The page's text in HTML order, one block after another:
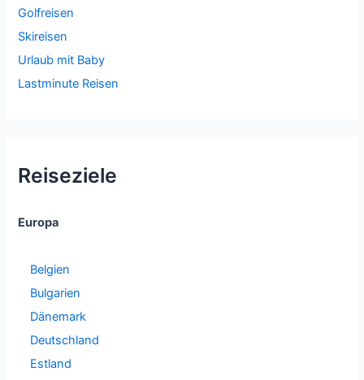
Golfreisen
Skireisen
Urlaub mit Baby
Lastminute Reisen
Reiseziele
Europa
Belgien
Bulgarien
Dänemark
Deutschland
Estland